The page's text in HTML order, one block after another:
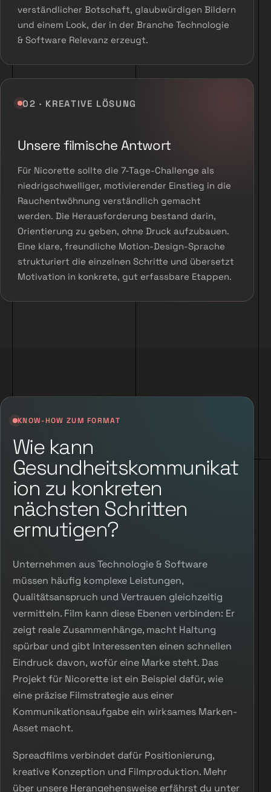
verständlicher Botschaft, glaubwürdigen Bildern
und einem Look, der in der Branche Technologie
& Software Relevanz erzeugt.
02 · KREATIVE LÖSUNG
Unsere filmische Antwort
Für Nicorette sollte die 7-Tage-Challenge als
niedrigschwelliger, motivierender Einstieg in die
Rauchentwöhnung verständlich gemacht
werden. Die Herausforderung bestand darin,
Orientierung zu geben, ohne Druck aufzubauen.
Eine klare, freundliche Motion-Design-Sprache
strukturiert die einzelnen Schritte und übersetzt
Motivation in konkrete, gut erfassbare Etappen.
KNOW-HOW ZUM FORMAT
Wie kann
Gesundheitskommunikat
ion zu konkreten
nächsten Schritten
ermutigen?
Unternehmen aus Technologie & Software
müssen häufig komplexe Leistungen,
Qualitätsanspruch und Vertrauen gleichzeitig
vermitteln. Film kann diese Ebenen verbinden: Er
zeigt reale Zusammenhänge, macht Haltung
spürbar und gibt Interessenten einen schnellen
Eindruck davon, wofür eine Marke steht. Das
Projekt für Nicorette ist ein Beispiel dafür, wie
eine präzise Filmstrategie aus einer
Kommunikationsaufgabe ein wirksames Marken-
Asset macht.
Spreadfilms verbindet dafür Positionierung,
kreative Konzeption und Filmproduktion. Mehr
über unsere Herangehensweise erfährst du unter